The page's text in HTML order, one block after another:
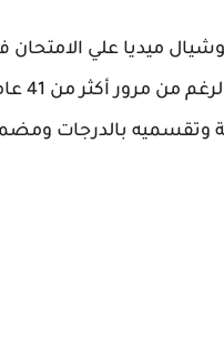
ميديا علي الامتحان
وتقسميه بالدرجات